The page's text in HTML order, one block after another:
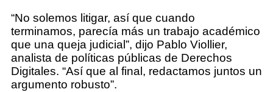
“No solemos litigar, así que cuando
terminamos, parecía más un trabajo académico
que una queja judicial”, dijo Pablo Viollier,
analista de políticas públicas de Derechos
Digitales. “Así que al final, redactamos juntos un
argumento robusto”.